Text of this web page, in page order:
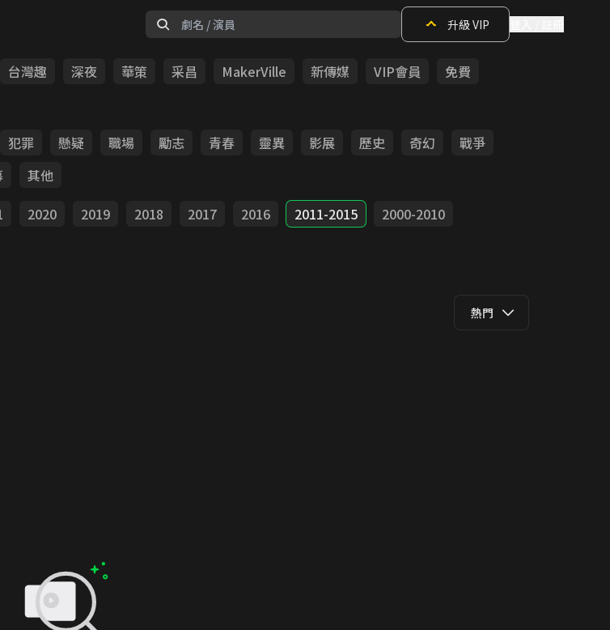
升級 VIP
台灣趣 深夜 華策 采昌 MakerVille 新傳媒 VIP會員
免費
犯罪 懸疑 職場 勵志 青春 靈異 影展 歷史 奇幻
戰爭
其他
2020 2019 2018 2017 2016 2011-2015
2000-2010
熱門